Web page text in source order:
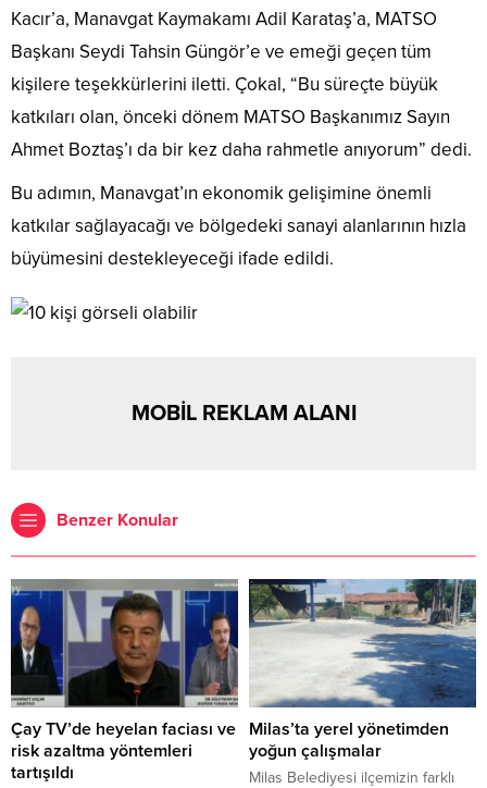
Kacır’a, Manavgat Kaymakamı Adil Karataş’a, MATSO
Başkanı Seydi Tahsin Güngör’e ve emeği geçen tüm
kişilere teşekkürlerini iletti. Çokal, “Bu süreçte büyük
katkıları olan, önceki dönem MATSO Başkanımız Sayın
Ahmet Boztaş’ı da bir kez daha rahmetle anıyorum” dedi.
Bu adımın, Manavgat’ın ekonomik gelişimine önemli
katkılar sağlayacağı ve bölgedeki sanayi alanlarının hızla
büyümesini destekleyeceği ifade edildi.
MOBİL REKLAM ALANI
Benzer Konular
Çay TV’de heyelan faciası ve
risk azaltma yöntemleri
tartışıldı
Milas’ta yerel yönetimden
yoğun çalışmalar
Milas Belediyesi ilçemizin farklı